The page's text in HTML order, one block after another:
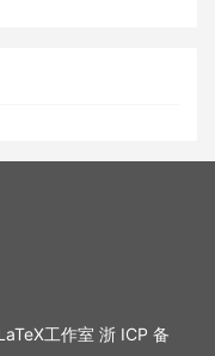
工作室 浙 ICP 备